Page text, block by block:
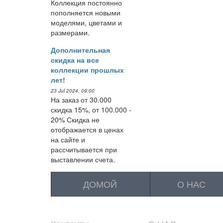
Коллекция постоянно
пополняется новыми
моделями, цветами и
размерами.
Дополнительная
скидка на все
коллекции прошлых
лет!
23 Jul 2024, 09:00
На заказ от 30.000
скидка 15%, от 100.000 -
20% Скидка не
отображается в ценах
на сайте и
рассчитывается при
выставлении счета.
ДОМОЙ О НАС